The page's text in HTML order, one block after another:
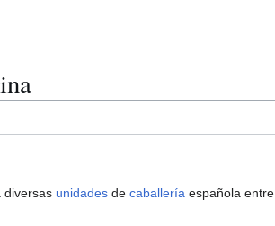
diversas unidades de caballería española entre